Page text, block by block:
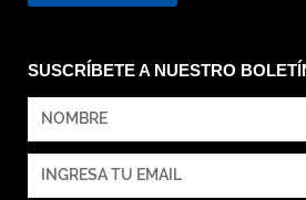
SUSCRÍBETE A NUESTRO